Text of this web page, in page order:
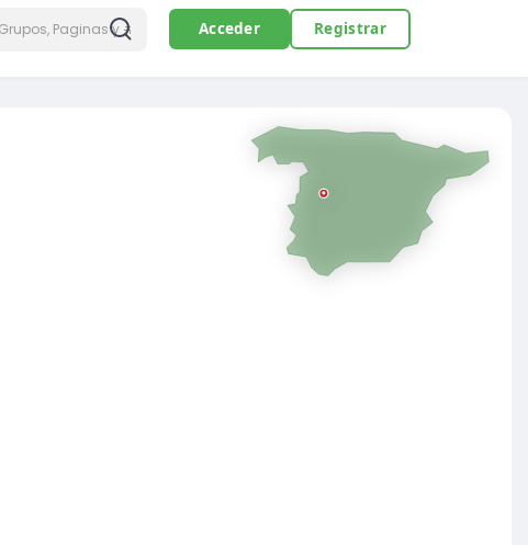
Acceder Registrar